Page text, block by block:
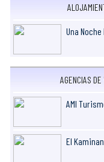
Una Noche
AGENCIAS
AMI
El